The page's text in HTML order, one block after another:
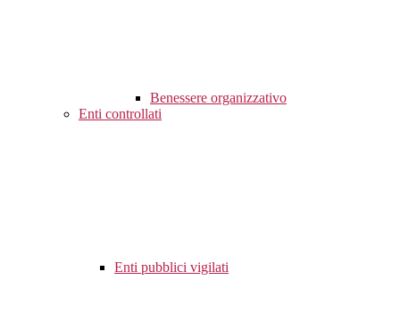
Benessere organizzativo
Enti controllati
Enti pubblici vigilati